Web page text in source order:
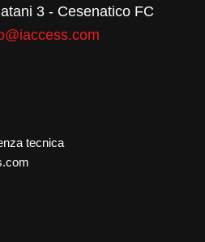
3 - Cesenatico FC
tecnica